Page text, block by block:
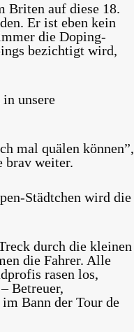
Briten auf diese 18.
Er ist eben kein
die Doping-
bezichtigt wird,
unsere
mal quälen können”,
brav weiter.
Städtchen wird die
durch die kleinen
die Fahrer. Alle
rasen los,
Betreuer,
Bann der Tour de